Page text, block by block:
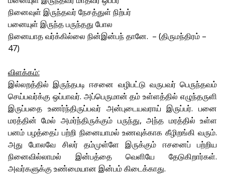
நினைவுள் இருந்தவர் நேசத்துள் நிற்பர்
பனையுள் இருந்த பருந்தது போல
நினையாத வர்க்கில்லை நின்இன்பந் தானே. – (திருமந்திரம் –
47)
விளக்கம்:
இல்லறத்தில் இருந்தபடி ஈசனை வழிபட்டு வருபவர் பெருந்தவம்
செய்பவர்க்கு ஒப்பாவர். அப்பெருமான் தம் உள்ளத்தில் எழுந்தருளி
இருப்பதை உணர்ந்திருப்பவர் அன்புடையவராய் இருப்பர். பனை
மரத்தின் மேல் அமர்ந்திருக்கும் பருந்து, அந்த மரத்தில் உள்ள
பனம் பழத்தைப் பற்றி நினையாமல் உணவுக்காக கீழிறங்கி வரும்.
அது போலவே சிலர் தம்முள்ளே இருக்கும் ஈசனைப் பற்றிய
நினைவில்லாமல் இன்பத்தை வெளியே தேடுகிறார்கள்.
அவர்களுக்கு உண்மையான இன்பம் கிடைக்காது.